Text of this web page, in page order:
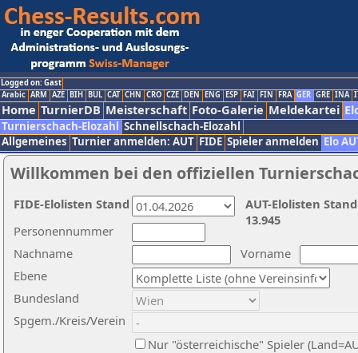
Logged on: Gast
Arabic ARM AZE BIH BUL CAT CHN CRO CZE DEN ENG ESP FAI FIN FRA GER GRE INA
Home TurnierDB Meisterschaft Foto-Galerie Meldekartei
Turnierschach-Elozahl Schnellschach-Elozahl
Allgemeines Turnier anmelden: AUT FIDE Spieler anmelden Elo
Willkommen bei den offiziellen
Nachname
Vorname
Ebene
Personennummer
Bundesland
Spgem./Kreis/Verein
Nur "österreichische" Spieler
AUT-Elolisten
13.945
FIDE-Elolisten Stand